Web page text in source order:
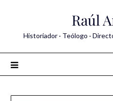
Raúl
Historiador · Teólogo ·